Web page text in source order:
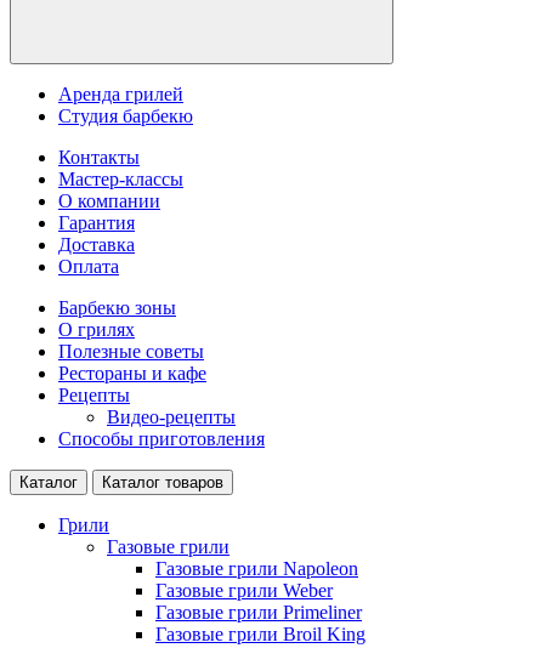
Аренда грилей
Студия барбекю
Контакты
Мастер-классы
О компании
Гарантия
Доставка
Оплата
Барбекю зоны
О грилях
Полезные советы
Рестораны и кафе
Рецепты
Видео-рецепты
Способы приготовления
Каталог Каталог товаров
Грили
Газовые грили
Газовые грили Napoleon
Газовые грили Weber
Газовые грили Primeliner
Газовые грили Broil King